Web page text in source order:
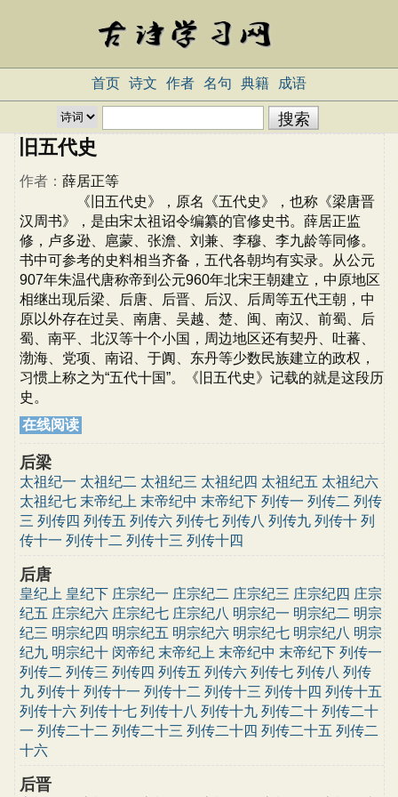
首页 诗文 作者 名句 典籍 成语
旧五代史
作者： 薛居正等
《旧五代史》，原名《五代史》，也称《梁唐晋
汉周书》，是由宋太祖诏令编纂的官修史书。薛居正监
修，卢多逊、扈蒙、张澹、刘兼、李穆、李九龄等同修。
书中可参考的史料相当齐备，五代各朝均有实录。从公元
907年朱温代唐称帝到公元960年北宋王朝建立，中原地区
相继出现后梁、后唐、后晋、后汉、后周等五代王朝，中
原以外存在过吴、南唐、吴越、楚、闽、南汉、前蜀、后
蜀、南平、北汉等十个小国，周边地区还有契丹、吐蕃、
渤海、党项、南诏、于阗、东丹等少数民族建立的政权，
习惯上称之为“五代十国”。《旧五代史》记载的就是这段历
史。
在线阅读
后梁
太祖纪一 太祖纪二 太祖纪三 太祖纪四 太祖纪五 太祖纪六
太祖纪七 末帝纪上 末帝纪中 末帝纪下 列传一 列传二 列传
三 列传四 列传五 列传六 列传七 列传八 列传九 列传十 列
传十一 列传十二 列传十三 列传十四
后唐
皇纪上 皇纪下 庄宗纪一 庄宗纪二 庄宗纪三 庄宗纪四 庄宗
纪五 庄宗纪六 庄宗纪七 庄宗纪八 明宗纪一 明宗纪二 明宗
纪三 明宗纪四 明宗纪五 明宗纪六 明宗纪七 明宗纪八 明宗
纪九 明宗纪十 闵帝纪 末帝纪上 末帝纪中 末帝纪下 列传一
列传二 列传三 列传四 列传五 列传六 列传七 列传八 列传
九 列传十 列传十一 列传十二 列传十三 列传十四 列传十五
列传十六 列传十七 列传十八 列传十九 列传二十 列传二十
一 列传二十二 列传二十三 列传二十四 列传二十五 列传二
十六
后晋